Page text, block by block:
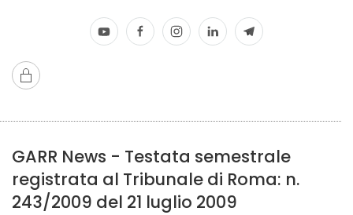
GARR News - Testata semestrale
registrata al Tribunale di Roma: n.
243/2009 del 21 luglio 2009